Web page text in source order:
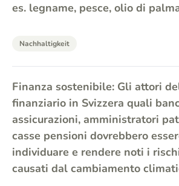
es. legname, pesce, olio di
Nachhaltigkeit
Finanza sostenibile: Gli attori
finanziario in Svizzera quali
assicurazioni, amministratori
casse pensioni dovrebbero
individuare e rendere noti i
causati dal cambiamento